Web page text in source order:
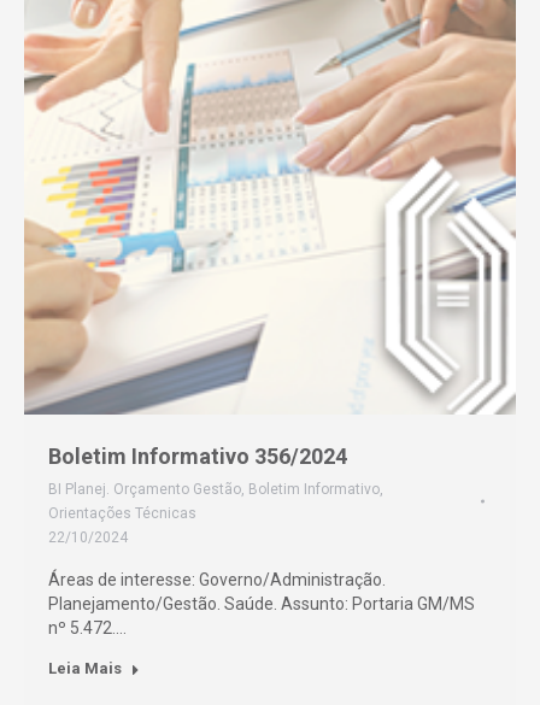
Boletim Informativo 356/2024
BI Planej. Orçamento Gestão, Boletim Informativo,
Orientações Técnicas
22/10/2024
Áreas de interesse: Governo/Administração.
Planejamento/Gestão. Saúde. Assunto: Portaria GM/MS
nº 5.472.…
Leia Mais